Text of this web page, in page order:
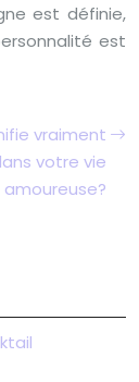
est définie,
est
vraiment
votre vie
amoureuse?